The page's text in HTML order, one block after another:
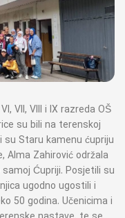
VII, VIII i IX razreda OŠ
su bili na terenskoj
su Staru kamenu ćupriju
Alma Zahirović održala
Ćupriji. Posjetili su
ugodno ugostili i
50 godina. Učenicima i